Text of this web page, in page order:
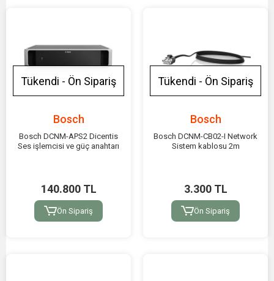
Tükendi - Ön Sipariş
Bosch
Bosch DCNM-APS2 Dicentis
Ses işlemcisi ve güç anahtarı
140.800 TL
Ön Sipariş
Tükendi - Ön Sipariş
Bosch
Bosch DCNM-CB02-I Network
Sistem kablosu 2m
3.300 TL
Ön Sipariş